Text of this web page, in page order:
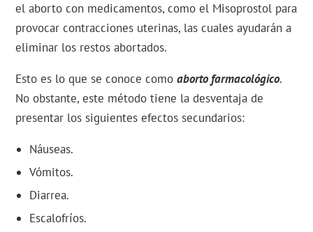
el aborto con medicamentos, como el Misoprostol para
provocar contracciones uterinas, las cuales ayudarán a
eliminar los restos abortados.
Esto es lo que se conoce comoaborto farmacológico.
No obstante, este método tiene la desventaja de
presentar los siguientes efectos secundarios:
Náuseas.
Vómitos.
Diarrea.
Escalofríos.